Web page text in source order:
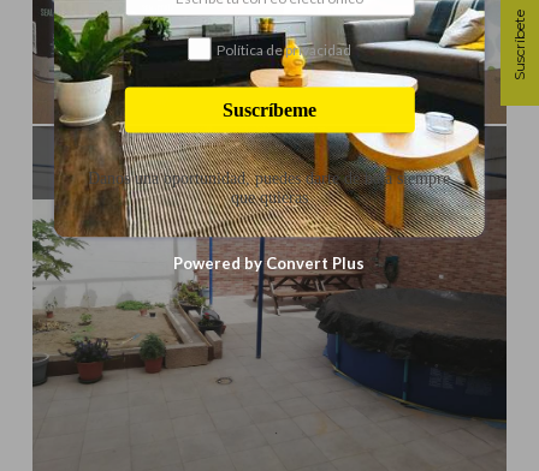
RENOVAMOS LA TERRAZA
Suscríbete
Política de privacidad
Suscríbeme
Danos una oportunidad, puedes darte de baja siempre
que quieras
Powered by Convert Plus